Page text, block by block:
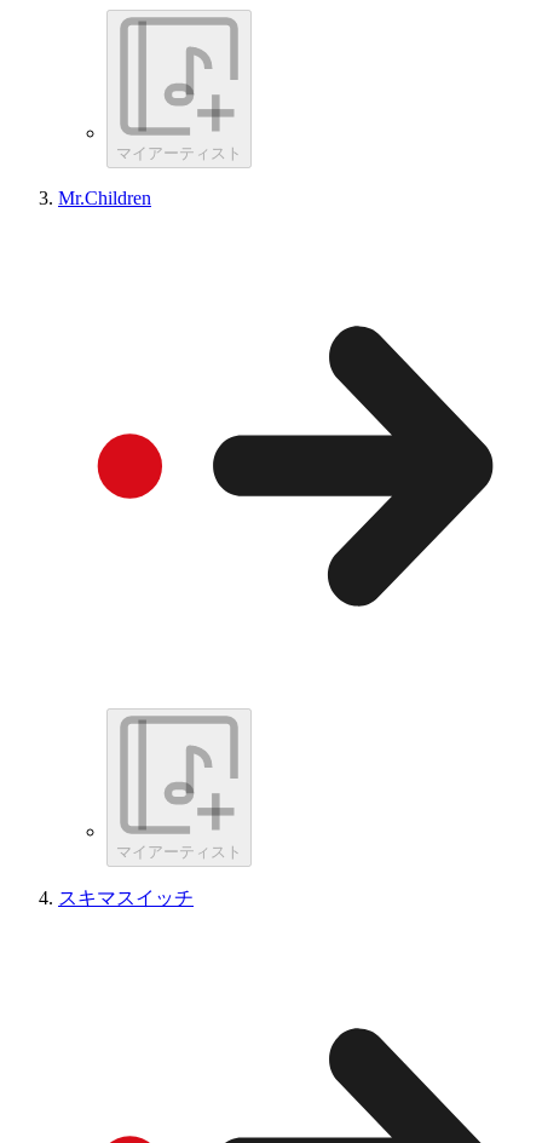
マイアーティスト
Mr.Children
マイアーティスト
スキマスイッチ